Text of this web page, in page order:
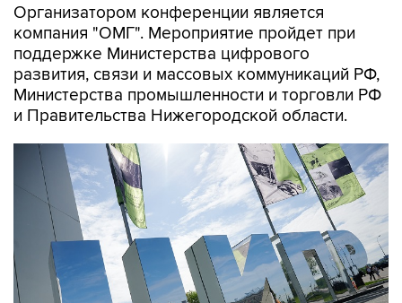
Организатором конференции является
компания "ОМГ". Мероприятие пройдет при
поддержке Министерства цифрового
развития, связи и массовых коммуникаций РФ,
Министерства промышленности и торговли РФ
и Правительства Нижегородской области.